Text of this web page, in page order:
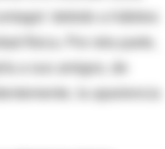
debido a hábitos
física. Por otra parte,
a sus amigos, de
la apariencia